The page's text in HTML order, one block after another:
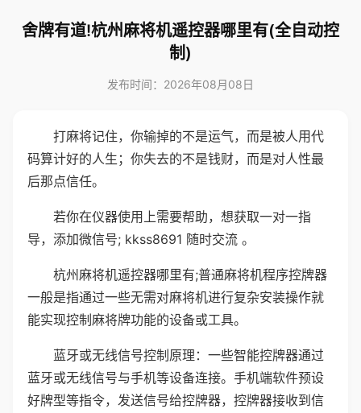
舍牌有道!杭州麻将机遥控器哪里有(全自动控
制)
发布时间：2026年08月08日
打麻将记住，你输掉的不是运气，而是被人用代
码算计好的人生；你失去的不是钱财，而是对人性最
后那点信任。
若你在仪器使用上需要帮助，想获取一对一指
导，添加微信号; kkss8691 随时交流 。
杭州麻将机遥控器哪里有;普通麻将机程序控牌器
一般是指通过一些无需对麻将机进行复杂安装操作就
能实现控制麻将牌功能的设备或工具。
蓝牙或无线信号控制原理：一些智能控牌器通过
蓝牙或无线信号与手机等设备连接。手机端软件预设
好牌型等指令，发送信号给控牌器，控牌器接收到信